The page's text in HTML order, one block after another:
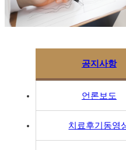
공지사항
언론보도
치료후기동영